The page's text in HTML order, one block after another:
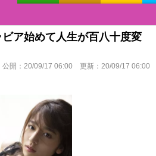
レース
ア始めて人生が百八十度変
公開： 20/09/17 06:00 更新： 20/09/17 06:00